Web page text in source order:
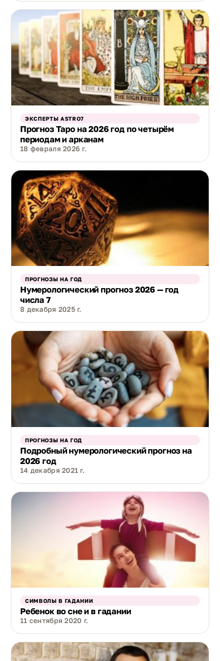
ЭКСПЕРТЫ ASTRO7
Прогноз Таро на 2026 год по четырём
периодам и арканам
18 февраля 2026 г.
ПРОГНОЗЫ НА ГОД
Нумерологический прогноз 2026 — год
числа 7
8 декабря 2025 г.
ПРОГНОЗЫ НА ГОД
Подробный нумерологический прогноз на
2026 год
14 декабря 2021 г.
СИМВОЛЫ В ГАДАНИИ
Ребенок во сне и в гадании
11 сентября 2020 г.